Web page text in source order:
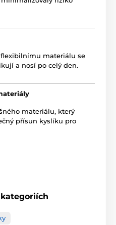
materiálu se
a nosí po celý den.
materiálu, který
přísun kyslíku pro